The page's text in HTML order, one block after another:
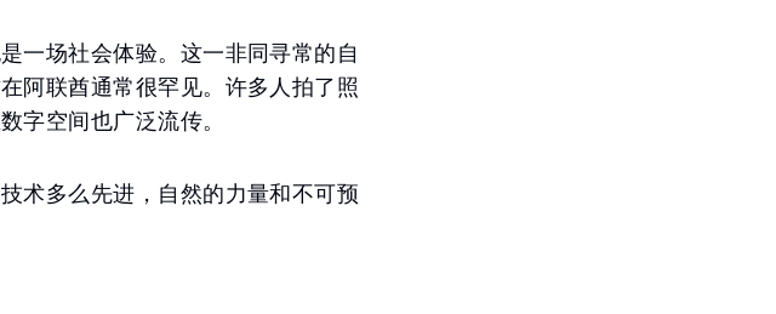
一场社会体验。这一非同寻常的自
阿联酋通常很罕见。许多人拍了照
字空间也广泛流传。
术多么先进，自然的力量和不可预